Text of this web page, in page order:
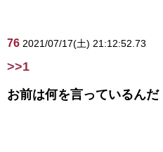
76 2021/07/17(土) 21:12:52.73
>>1
お前は何を言っているん